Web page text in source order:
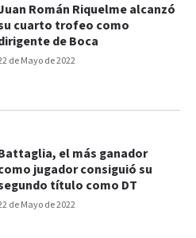
de Mayo de 2022
Román Riquelme alcanzó
cuarto trofeo como
de Boca
de Mayo de 2022
el más ganador
jugador consiguió su
título como DT